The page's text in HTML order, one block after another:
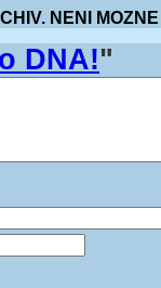
NENI
DNA!"